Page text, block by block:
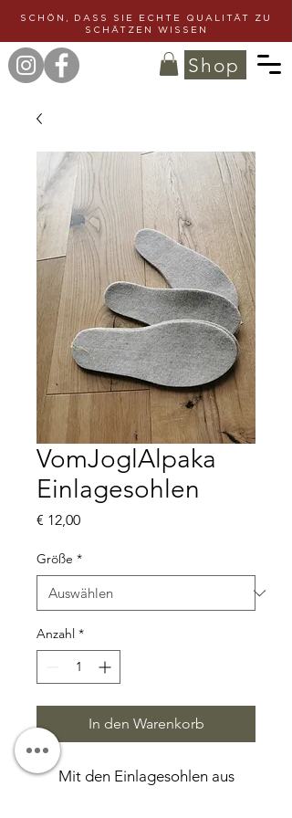
SCHÖN, DASS SIE ECHTE QUALITÄT ZU
SCHÄTZEN WISSEN
Shop
VomJoglAlpaka
Einlagesohlen
€ 12,00Preis
Größe *
Anzahl *
In den Warenkorb
Mit den Einlagesohlen aus